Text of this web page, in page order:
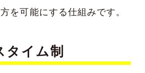
を可能にする仕組みです。
タイム制